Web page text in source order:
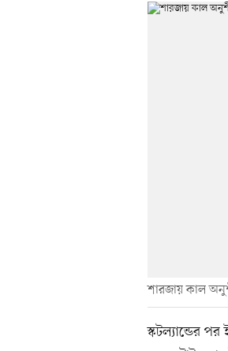
শারজায় কাল
স্কটল্যান্ডের